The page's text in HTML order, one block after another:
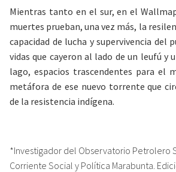
Mientras tanto en el sur, en el
muertes prueban, una vez más, la
capacidad de lucha y supervivencia del
vidas que cayeron al lado de un leufú y
lago, espacios trascendentes para el
metáfora de ese nuevo torrente que
de la resistencia indígena.
*Investigador del Observatorio Petrolero
Corriente Social y Política Marabunta.